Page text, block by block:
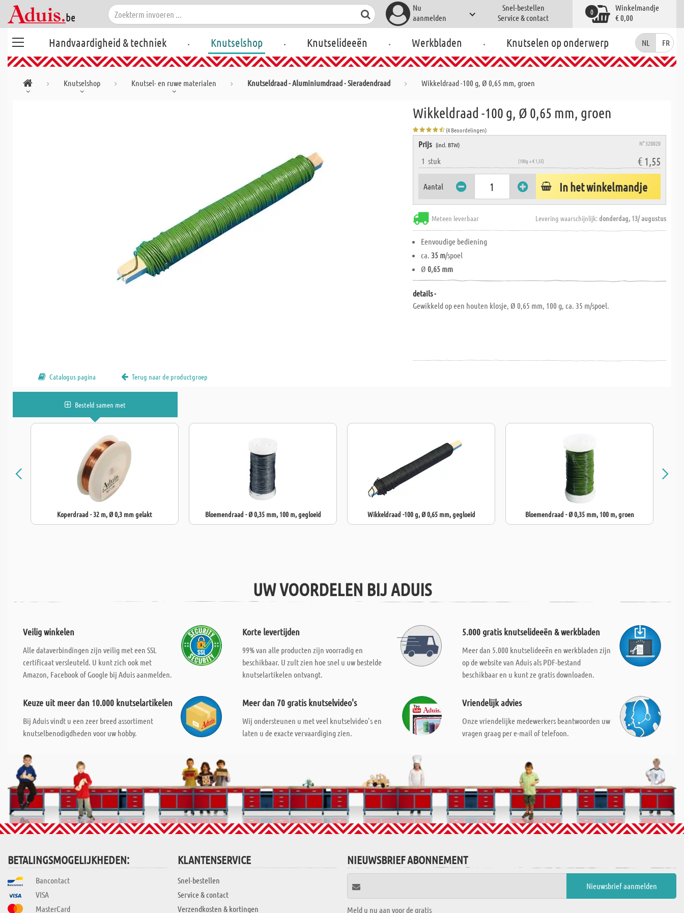
Nu
aanmelden
Snel-bestellen
Service & contact
Winkelmandje
€ 0,00
0
Handvaardigheid & techniek . Knutselshop . Knutselideeën . Werkbladen . Knutselen op onderwerp NL FR
Knutselshop Knutsel- en ruwe materialen Knutseldraad - Aluminiumdraad - Sieradendraad Wikkeldraad -100 g, Ø 0,65 mm, groen
Wikkeldraad -100 g, Ø 0,65 mm, groen
(4 Beoordelingen)
Prijs (incl. BTW) N° 320020
1stuk (100g = € 1,55) € 1,55
Aantal In het winkelmandje
Meteen leverbaar Levering waarschijnlijk:donderdag, 13/ augustus
Eenvoudige bediening
ca. 35 m/spoel
Ø0,65 mm
details -
Gewikkeld op een houten klosje, Ø 0,65 mm, 100 g, ca. 35 m/spoel.
Catalogus pagina Terug naar de productgroep
Besteld samen met
Koperdraad - 32 m, Ø 0,3 mm gelakt Bloemendraad - Ø 0,35 mm, 100 m, gegloeid Wikkeldraad -100 g, Ø 0,65 mm, gegloeid Bloemendraad - Ø 0,35 mm, 100 m, groen
UW VOORDELEN BIJ ADUIS
Veilig winkelen
Alle dataverbindingen zijn veilig met een SSL
certificaat versleuteld. U kunt zich ook met
Amazon, Facebook of Google bij Aduis aanmelden.
Korte levertijden
99% van alle producten zijn voorradig en
beschikbaar. U zult zien hoe snel u uw bestelde
knutselartikelen ontvangt.
5.000 gratis knutselideeën & werkbladen
Meer dan 5.000 knutselideeën en werkbladen zijn
op de website van Aduis als PDF-bestand
beschikbaar en u kunt ze gratis downloaden.
Keuze uit meer dan 10.000 knutselartikelen
Bij Aduis vindt u een zeer breed assortiment
knutselbenodigdheden voor uw hobby.
Meer dan 70 gratis knutselvideo's
Wij ondersteunen u met veel knutselvideo's en
laten u de exacte vervaardiging zien.
Vriendelijk advies
Onze vriendelijke medewerkers beantwoorden uw
vragen graag per e-mail of telefoon.
BETALINGSMOGELIJKHEDEN:
Bancontact
VISA
MasterCard
KLANTENSERVICE
Snel-bestellen
Service & contact
Verzendkosten & kortingen
NIEUWSBRIEF ABONNEMENT
Meld u nu aan voor de gratis